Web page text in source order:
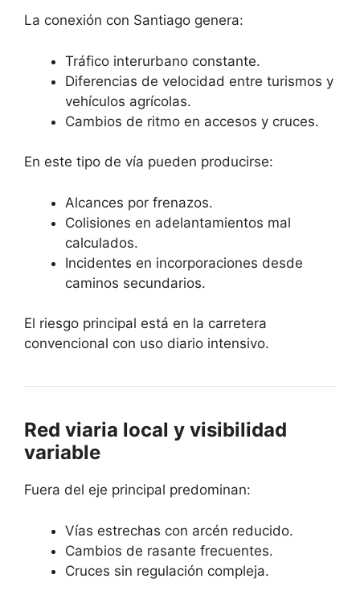
La conexión con Santiago genera:
Tráfico interurbano constante.
Diferencias de velocidad entre turismos y
vehículos agrícolas.
Cambios de ritmo en accesos y cruces.
En este tipo de vía pueden producirse:
Alcances por frenazos.
Colisiones en adelantamientos mal
calculados.
Incidentes en incorporaciones desde
caminos secundarios.
El riesgo principal está en la carretera
convencional con uso diario intensivo.
Red viaria local y visibilidad
variable
Fuera del eje principal predominan:
Vías estrechas con arcén reducido.
Cambios de rasante frecuentes.
Cruces sin regulación compleja.